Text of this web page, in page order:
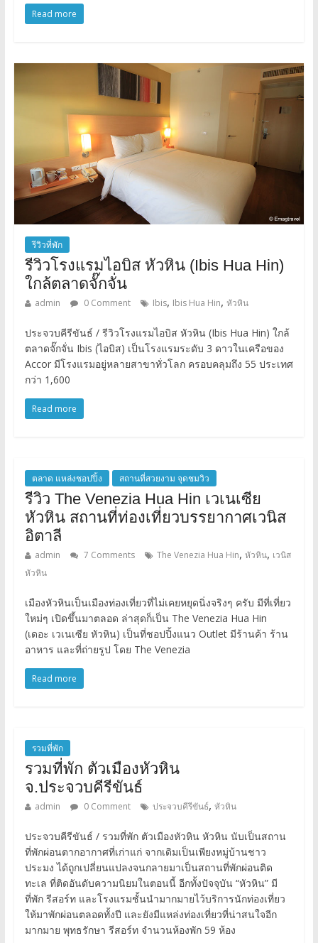
Read more
รีวิวที่พัก
รีวิวโรงแรมไอบิส หัวหิน (Ibis Hua Hin)
ใกล้ตลาดจั๊กจั่น
admin 0 Comment Ibis, Ibis Hua Hin, หัวหิน
ประจวบคีรีขันธ์ / รีวิวโรงแรมไอบิส หัวหิน (Ibis Hua Hin) ใกล้
ตลาดจั๊กจั่น Ibis (ไอบิส) เป็นโรงแรมระดับ 3 ดาวในเครือของ
Accor มีโรงแรมอยู่หลายสาขาทั่วโลก ครอบคลุมถึง 55 ประเทศ
กว่า 1,600
Read more
ตลาด แหล่งชอปปิ้ง สถานที่สวยงาม จุดชมวิว
รีวิว The Venezia Hua Hin เวเนเซีย
หัวหิน สถานที่ท่องเที่ยวบรรยากาศเวนิส
อิตาลี
admin 7 Comments The Venezia Hua Hin, หัวหิน, เวนิส
หัวหิน
เมืองหัวหินเป็นเมืองท่องเที่ยวที่ไม่เคยหยุดนิ่งจริงๆ ครับ มีที่เที่ยว
ใหม่ๆ เปิดขึ้นมาตลอด ล่าสุดก็เป็น The Venezia Hua Hin
(เดอะ เวเนเซีย หัวหิน) เป็นที่ชอปปิ้งแนว Outlet มีร้านค้า ร้าน
อาหาร และที่ถ่ายรูป โดย The Venezia
Read more
รวมที่พัก
รวมที่พัก ตัวเมืองหัวหิน
จ.ประจวบคีรีขันธ์
admin 0 Comment ประจวบคีรีขันธ์, หัวหิน
ประจวบคีรีขันธ์ / รวมที่พัก ตัวเมืองหัวหิน หัวหิน นับเป็นสถาน
ที่พักผ่อนตากอากาศที่เก่าแก่ จากเดิมเป็นเพียงหมู่บ้านชาว
ประมง ได้ถูกเปลี่ยนแปลงจนกลายมาเป็นสถานที่พักผ่อนติด
ทะเล ที่ติดอันดับความนิยมในตอนนี้ อีกทั้งปัจจุบัน “หัวหิน” มี
ที่พัก รีสอร์ท และโรงแรมชั้นนำมากมายไว้บริการนักท่องเที่ยว
ให้มาพักผ่อนตลอดทั้งปี และยังมีแหล่งท่องเที่ยวที่น่าสนใจอีก
มากมาย พุทธรักษา รีสอร์ท จำนวนห้องพัก 59 ห้อง